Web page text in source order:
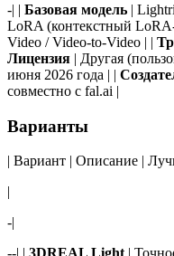
-| | Базовая модель |
LoRA (контекстный
Video / Video-to-Video | |
Лицензия | Другая
июня 2026 года | |
совместно с fal.ai |
Варианты
| Вариант | Описание |
|
-|